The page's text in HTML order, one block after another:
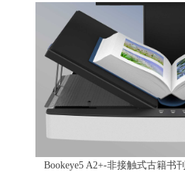
Bookeye5 A2+-非接触式古籍书